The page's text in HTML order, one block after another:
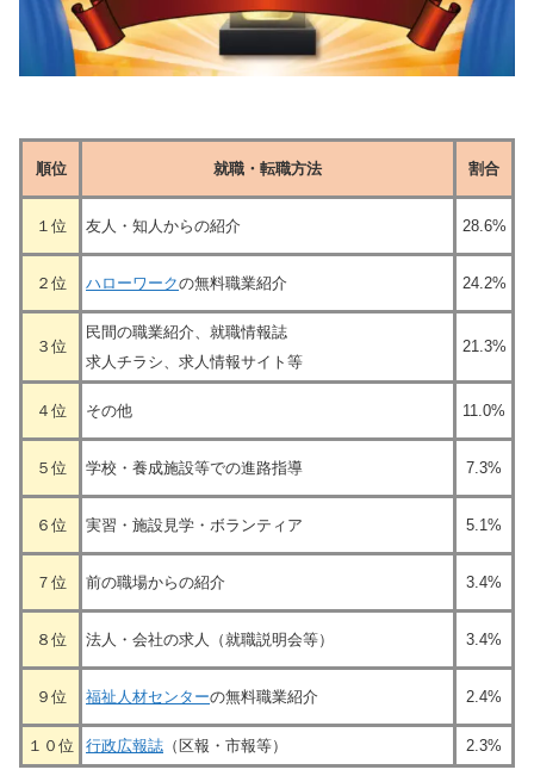
順位 就職・転職方法 割合
１位 友人・知人からの紹介 28.6%
２位 ハローワークの無料職業紹介 24.2%
３位
民間の職業紹介、就職情報誌
求人チラシ、求人情報サイト等
21.3%
４位 その他 11.0%
５位 学校・養成施設等での進路指導 7.3%
６位 実習・施設見学・ボランティア 5.1%
７位 前の職場からの紹介 3.4%
８位 法人・会社の求人（就職説明会等） 3.4%
９位 福祉人材センターの無料職業紹介 2.4%
１０位 行政広報誌 （区報・市報等） 2.3%